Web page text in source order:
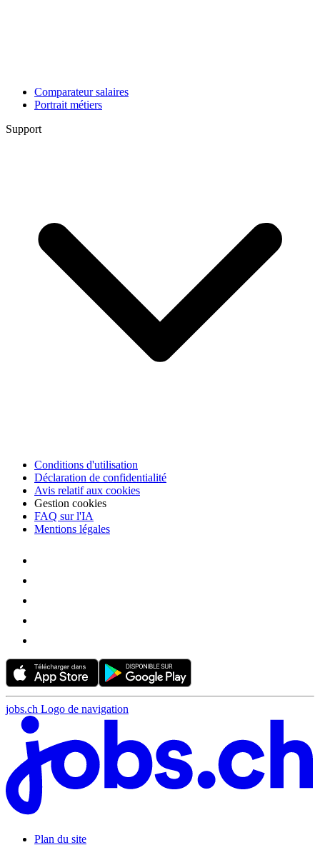
Comparateur salaires
Portrait métiers
Support
Conditions d'utilisation
Déclaration de confidentialité
Avis relatif aux cookies
Gestion cookies
FAQ sur l'IA
Mentions légales
jobs.ch Logo de navigation
Plan du site